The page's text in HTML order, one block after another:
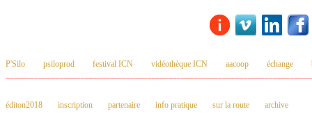
P'Silo psiloprod festival ICN vidéothèque ICN aacoop échange
éditon2018 inscription partenaire info pratique sur la route archive